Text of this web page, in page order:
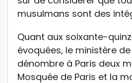
musulmans sont des
Quant aux soixante-
évoquées, le ministère de
dénombre à Paris deux
Mosquée de Paris et la